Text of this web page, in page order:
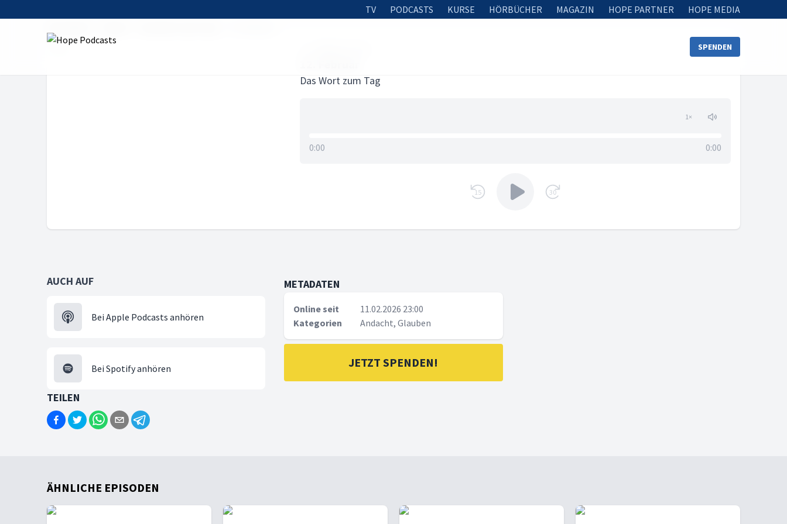
TV PODCASTS KURSE HÖRBÜCHER MAGAZIN HOPE PARTNER HOPE MEDIA
SPENDEN
Das Wort zum Tag
1×
0:00 0:00
15 30
AUCH AUF
Bei Apple Podcasts anhören
Bei Spotify anhören
METADATEN
Online seit
11.02.2026 23:00
Kategorien
Andacht, Glauben
JETZT SPENDEN!
TEILEN
ÄHNLICHE EPISODEN